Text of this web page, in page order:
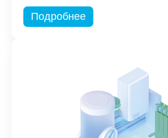
Подробнее